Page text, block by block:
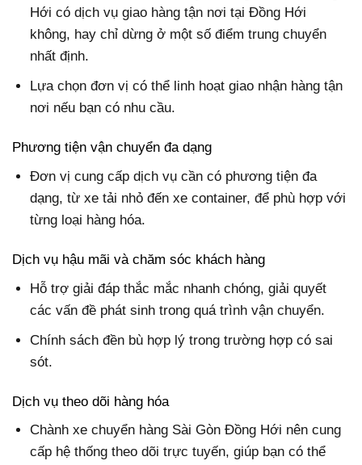
Hới có dịch vụ giao hàng tận nơi tại Đồng Hới
không, hay chỉ dừng ở một số điểm trung chuyển
nhất định.
Lựa chọn đơn vị có thể linh hoạt giao nhận hàng tận
nơi nếu bạn có nhu cầu.
Phương tiện vận chuyển đa dạng
Đơn vị cung cấp dịch vụ cần có phương tiện đa
dạng, từ xe tải nhỏ đến xe container, để phù hợp với
từng loại hàng hóa.
Dịch vụ hậu mãi và chăm sóc khách hàng
Hỗ trợ giải đáp thắc mắc nhanh chóng, giải quyết
các vấn đề phát sinh trong quá trình vận chuyển.
Chính sách đền bù hợp lý trong trường hợp có sai
sót.
Dịch vụ theo dõi hàng hóa
Chành xe chuyển hàng Sài Gòn Đồng Hới nên cung
cấp hệ thống theo dõi trực tuyến, giúp bạn có thể